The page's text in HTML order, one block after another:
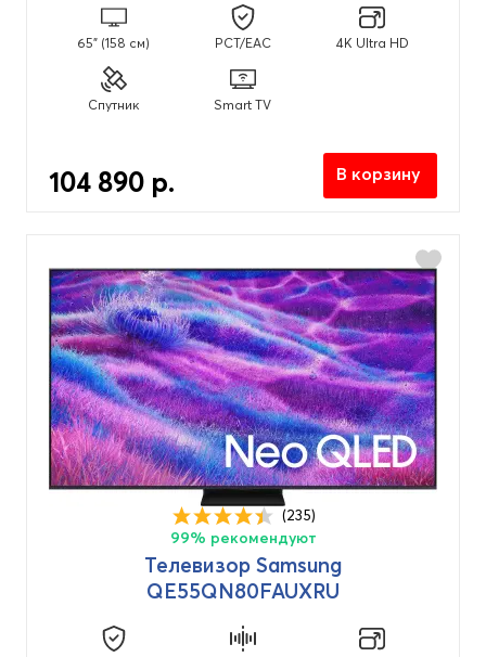
65" (158 см) PCT/EAC 4K Ultra HD
Спутник Smart TV
104 890 р. В корзину
(235)
99% рекомендуют
Телевизор Samsung
QE55QN80FAUXRU